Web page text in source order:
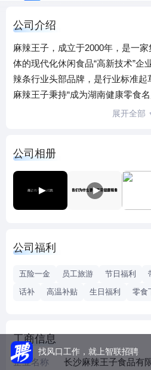
公司介绍
麻辣王子，成立于2000年，是一
体的现代化休闲食品“高新技术”企
辣条行业头部品牌，是行业标准起
麻辣王子秉持“成为湖南健康零食
正宗辣条麻辣味，推进辣条天然健
辣条销售第一,目前业务遍布湖南、
海、重庆、安徽等省份。连续3年
110%以上，增长速度远超行业均值
作为获得高新技术的企业，公司与
食品院校开展技术合作项目，汇聚
王子坚信：人才是企业的核心竞争
快速提升。
麻辣王子目前人员规模在1600余人
展开全部
公司相册
公司福利
五险一金 员工旅游 节日福利
话补
高温补贴 生日福利 零食
工商信息
企业名称 长沙麻辣王子食品有
找风口工作，就上智联招聘